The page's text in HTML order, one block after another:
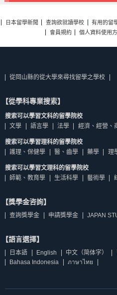
日本留學新聞 查詢欲就讀學校 有用的留
會員規約
個人資料使用
從岡山縣的從大學來尋找留學之學校
【從學科專業搜索】
搜索可以學習文科的留學院校
文學
語言學 法學 經濟、經營、
搜索可以學習理科的留學院校
護理、保健學
醫、齒學 藥學 理
搜索可以學習文理科的留學院校
師範、教育學
生活科學 藝術學
【獎學金咨詢】
查詢獎學金 申請獎學金 JAPAN
【語言選擇】
日本語 English 中文（简体字）
Bahasa Indonesia
ภาษาไทย